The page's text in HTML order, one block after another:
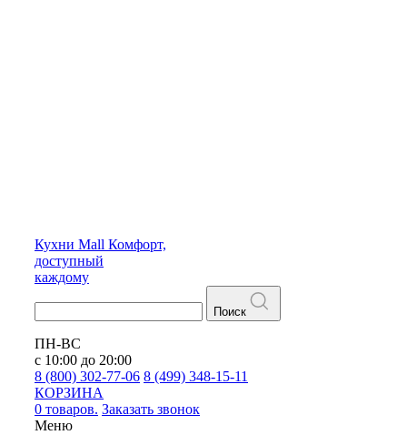
Кухни Mall Комфорт,
доступный
каждому
Поиск
ПН-ВС
с 10:00 до 20:00
8 (800) 302-77-06 8 (499) 348-15-11
КОРЗИНА
0 товаров. Заказать звонок
Меню